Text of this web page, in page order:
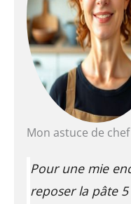
Mon astuce de chef
Pour une mie
reposer la pâte